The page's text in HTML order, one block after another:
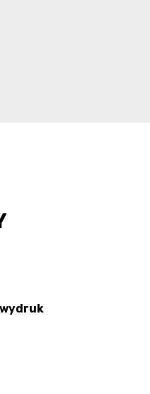
wydruk